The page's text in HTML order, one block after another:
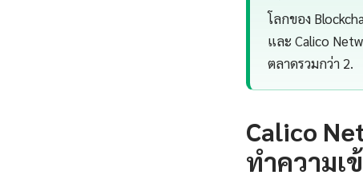
โลกของ
และ Calico
ตลาดรวมกว่า 2.
Calico
ทำความเ